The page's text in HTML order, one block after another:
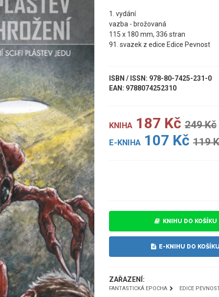
1. vydání
vazba - brožovaná
115 x 180 mm, 336 stran
91. svazek z edice Edice Pevnost
ISBN / ISSN: 978-80-7425-231-0
EAN: 9788074252310
KNIHA 187 Kč 249 Kč
E-KNIHA 107 Kč 119
KNIHU DO KOŠÍKU
E-KNIHU DO
ZAŘAZENÍ:
FANTASTICKÁ EPOCHA EDICE